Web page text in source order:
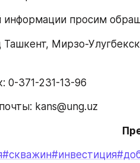
просим
Ташкент, Мирзо-
0-371-231-13-96
kans@ung.uz
#скважин#инвестиция